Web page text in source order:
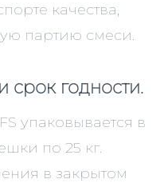
качества,
партию смеси.
срок годности.
упаковывается в
по 25 кг.
в закрытом